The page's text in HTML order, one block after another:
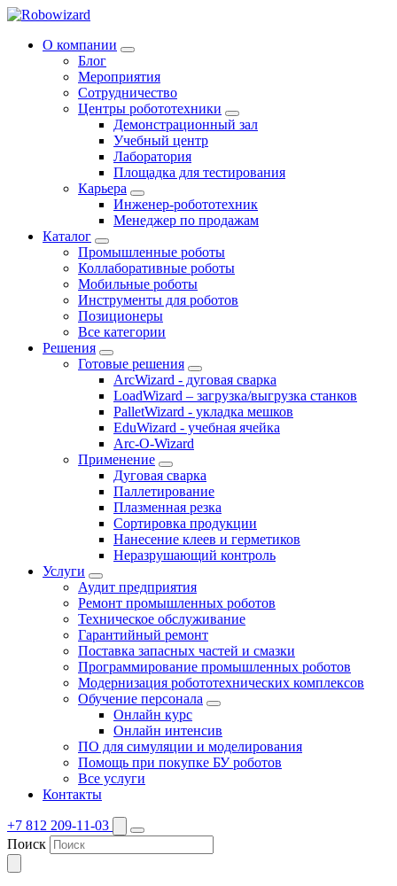
О компании
Блог
Мероприятия
Сотрудничество
Центры робототехники
Демонстрационный зал
Учебный центр
Лаборатория
Площадка для тестирования
Карьера
Инженер-робототехник
Менеджер по продажам
Каталог
Промышленные роботы
Коллаборативные роботы
Мобильные роботы
Инструменты для роботов
Позиционеры
Все категории
Решения
Готовые решения
ArcWizard - дуговая сварка
LoadWizard – загрузка/выгрузка станков
PalletWizard - укладка мешков
EduWizard - учебная ячейка
Arc-O-Wizard
Применение
Дуговая сварка
Паллетирование
Плазменная резка
Сортировка продукции
Нанесение клеев и герметиков
Неразрушающий контроль
Услуги
Аудит предприятия
Ремонт промышленных роботов
Техническое обслуживание
Гарантийный ремонт
Поставка запасных частей и смазки
Программирование промышленных роботов
Модернизация робототехнических комплексов
Обучение персонала
Онлайн курс
Онлайн интенсив
ПО для симуляции и моделирования
Помощь при покупке БУ роботов
Все услуги
Контакты
+7 812 209-11-03
Поиск